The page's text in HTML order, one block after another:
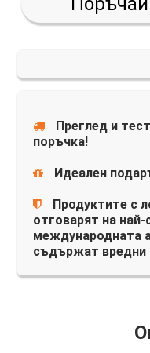
Преглед и
поръчка!
Идеален
Продуктите с
отговарят на
международната
съдържат вредни